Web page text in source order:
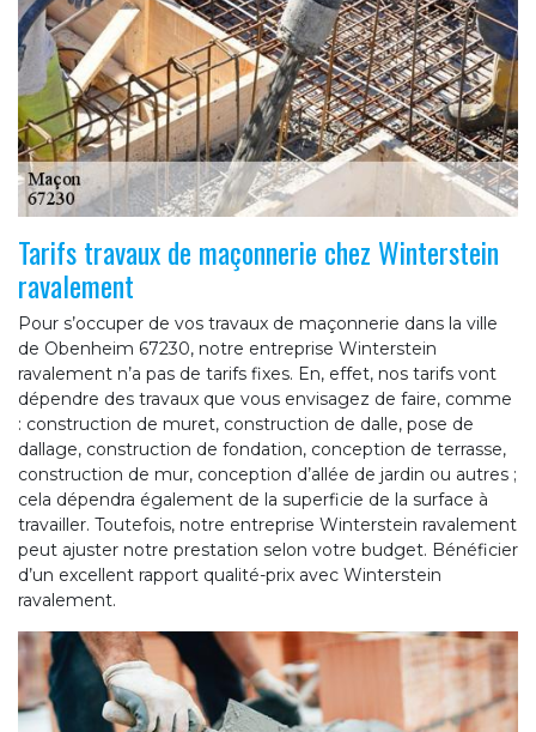
Tarifs travaux de maçonnerie chez Winterstein
ravalement
Pour s’occuper de vos travaux de maçonnerie dans la ville
de Obenheim 67230, notre entreprise Winterstein
ravalement n’a pas de tarifs fixes. En, effet, nos tarifs vont
dépendre des travaux que vous envisagez de faire, comme
: construction de muret, construction de dalle, pose de
dallage, construction de fondation, conception de terrasse,
construction de mur, conception d’allée de jardin ou autres ;
cela dépendra également de la superficie de la surface à
travailler. Toutefois, notre entreprise Winterstein ravalement
peut ajuster notre prestation selon votre budget. Bénéficier
d’un excellent rapport qualité-prix avec Winterstein
ravalement.